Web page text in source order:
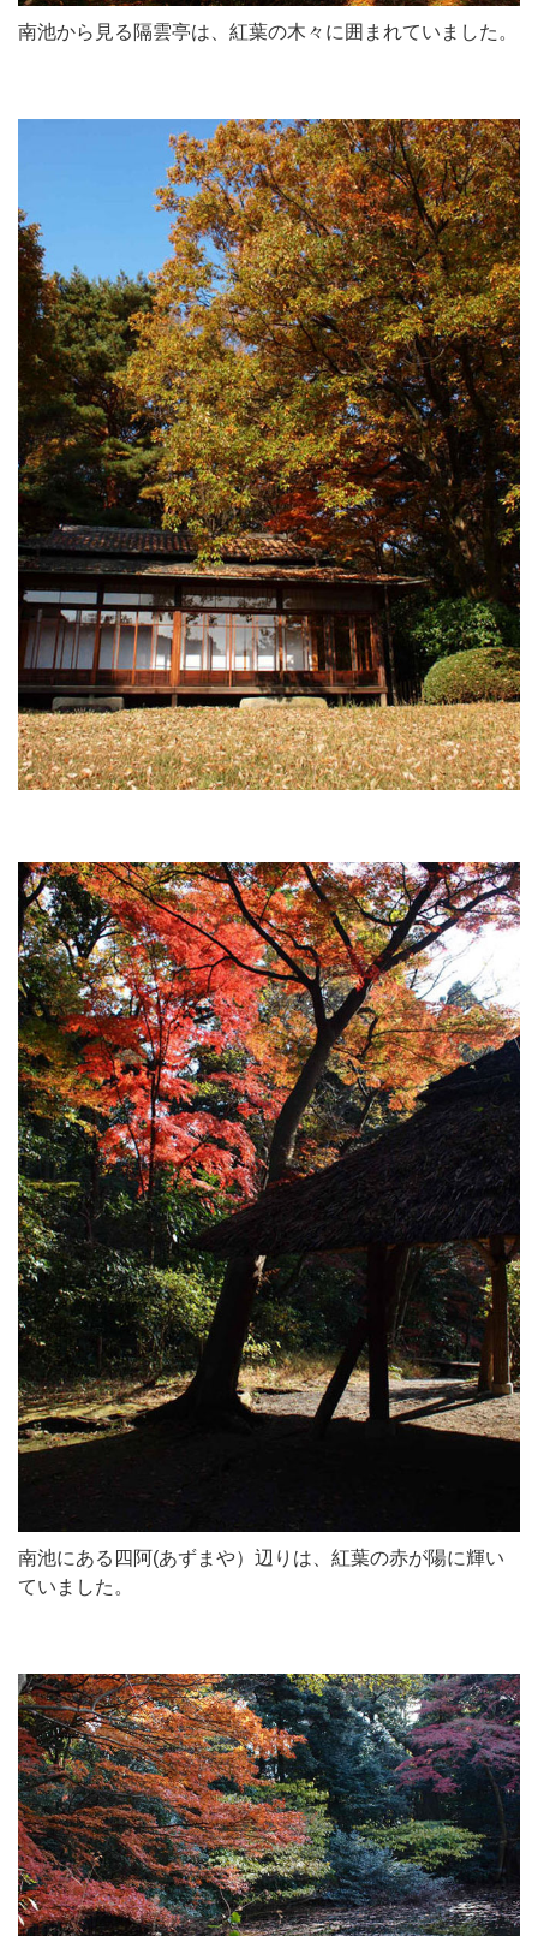
南池から見る隔雲亭は、紅葉の木々に囲まれていました。
南池にある四阿(あずまや）辺りは、紅葉の赤が陽に輝い
ていました。